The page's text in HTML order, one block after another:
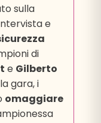
sulla
e
di
e Gilberto
gara, i
omaggiare